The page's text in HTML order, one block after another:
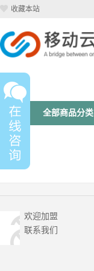
收藏本站
全部商品分类
欢迎加盟
联系我们